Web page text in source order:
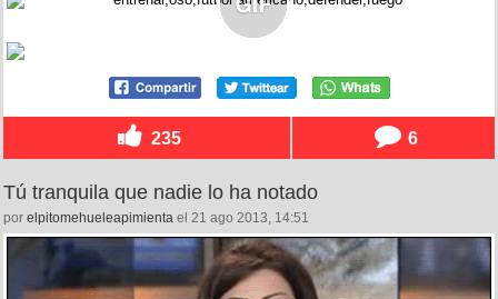
235 6
Tú tranquila que nadie lo ha notado
por elpitomehueleapimienta el 21 ago 2013, 14:51